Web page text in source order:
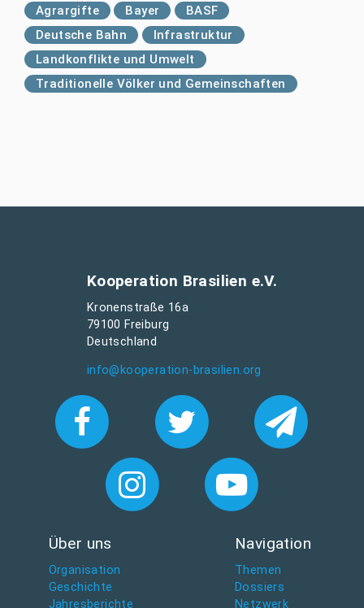
Agrargifte Bayer
BASF
Deutsche Bahn
Infrastruktur
Landkonflikte und Umwelt
Traditionelle Völker und Gemeinschaften
Kooperation Brasilien e.V.
Kronenstraße 16a
79100 Freiburg
Deutschland
info@kooperation-brasilien.org
Über uns
Organisation
Geschichte
Jahresberichte
Navigation
Themen
Dossiers
Netzwerk